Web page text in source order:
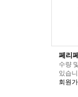
페리
수량
있습
회원